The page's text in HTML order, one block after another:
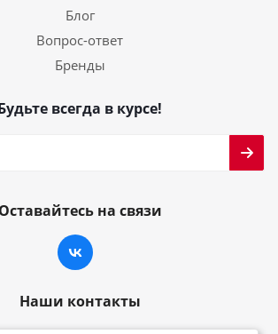
Блог
Вопрос-ответ
Бренды
всегда в курсе!
Оставайтесь на связи
Наши контакты